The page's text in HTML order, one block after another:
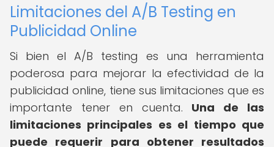
Limitaciones del A/B Testing en
Publicidad Online
Si bien el A/B testing es una herramienta
poderosa para mejorar la efectividad de la
publicidad online, tiene sus limitaciones que es
importante tener en cuenta. Una de las
limitaciones principales es el tiempo que
puede requerir para obtener resultados